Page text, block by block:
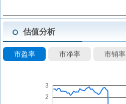
估值分析
市盈率 市净率 市销率